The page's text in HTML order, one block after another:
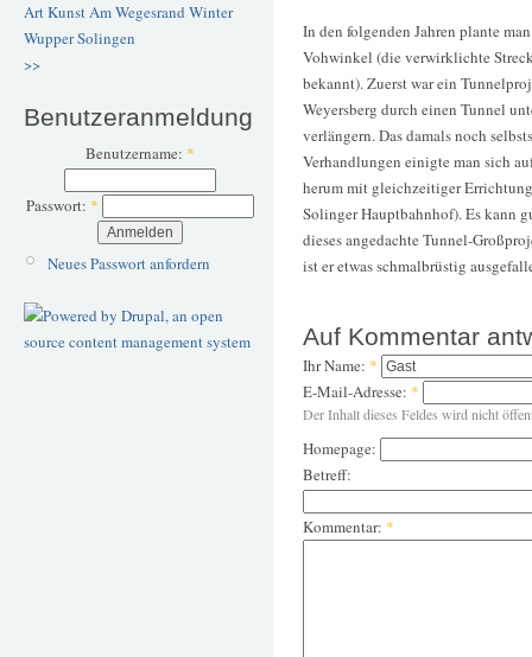
ArtKunstAm Wegesrand Winter
WupperSolingen
>>
Benutzeranmeldung
Benutzername: *
Passwort: *
Neues Passwort anfordern
In den folgenden Jahren plante
Vohwinkel (die verwirklichte
bekannt). Zuerst war ein
Weyersberg durch einen Tunnel
verlängern. Das damals noch
Verhandlungen einigte man sich
herum mit gleichzeitiger
Solinger Hauptbahnhof). Es kann
dieses angedachte Tunnel-
ist er etwas schmalbrüstig
Auf Kommentar
Ihr Name: *
E-Mail-Adresse: *
Der Inhalt dieses Feldes wird nicht
Homepage:
Betreff:
Kommentar: *